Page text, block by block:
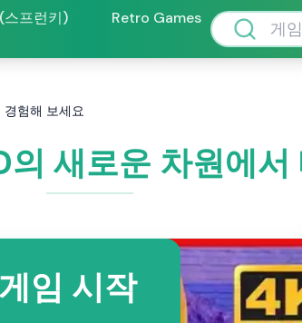
프런키)
Retro Games
험해 보세요
새로운 차원에서
게임 시작